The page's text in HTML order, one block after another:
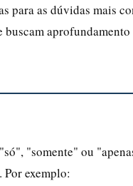
para as dúvidas mais
buscam
"somente" ou
exemplo: